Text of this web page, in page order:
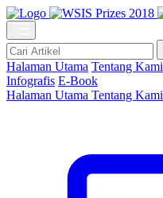
Halaman Utama Tentang Kami
Infografis E-Book
Halaman Utama Tentang Kami